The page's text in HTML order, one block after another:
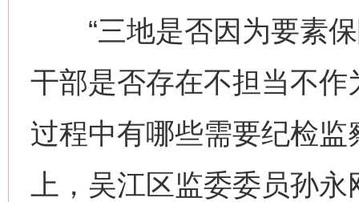
“三地是否因为要素保
干部是否存在不担当不
过程中有哪些需要纪检监
上，吴江区监委委员孙